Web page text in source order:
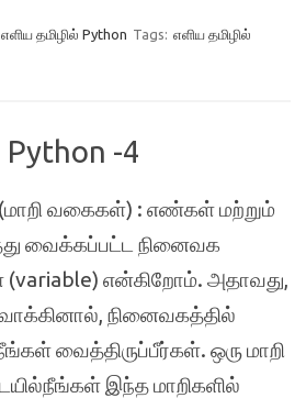
எளிய தமிழில் Python Tags: எளிய தமிழில்
Python -4
(மாறி வகைகள்) : எண்கள் மற்றும்
வைக்கப்பட்ட நினைவக
என்கிறோம். அதாவது,
நினைவகத்தில்
வைத்திருப்பீர்கள். ஒரு மாறி
இந்த மாறிகளில்